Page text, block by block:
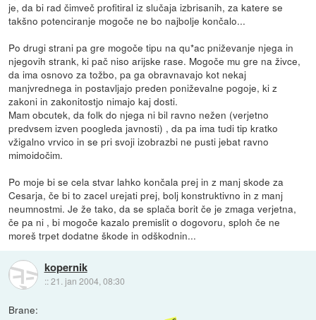
je, da bi rad čimveč profitiral iz slučaja izbrisanih, za katere se
takšno potenciranje mogoče ne bo najbolje končalo...
Po drugi strani pa gre mogoče tipu na qu*ac pniževanje njega in
njegovih strank, ki pač niso arijske rase. Mogoče mu gre na živce,
da ima osnovo za tožbo, pa ga obravnavajo kot nekaj
manjvrednega in postavljajo preden poniževalne pogoje, ki z
zakoni in zakonitostjo nimajo kaj dosti.
Mam obcutek, da folk do njega ni bil ravno nežen (verjetno
predvsem izven poogleda javnosti) , da pa ima tudi tip kratko
vžigalno vrvico in se pri svoji izobrazbi ne pusti jebat ravno
mimoidočim.
Po moje bi se cela stvar lahko končala prej in z manj skode za
Cesarja, če bi to zacel urejati prej, bolj konstruktivno in z manj
neumnostmi. Je že tako, da se splača borit če je zmaga verjetna,
če pa ni , bi mogoče kazalo premislit o dogovoru, sploh če ne
moreš trpet dodatne škode in odškodnin...
kopernik
::21. jan 2004, 08:30
Brane: